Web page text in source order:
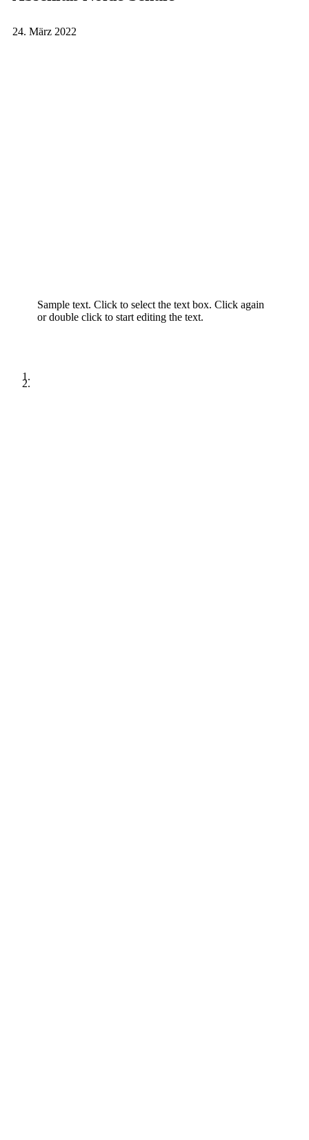
24. März 2022
Sample text. Click to select the text box. Click again
or double click to start editing the text.